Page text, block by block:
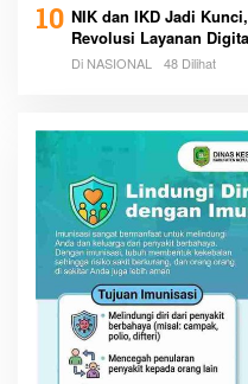
10 NIK dan IKD Jadi
Revolusi Layanan
Di NASIONAL 48 Dilihat